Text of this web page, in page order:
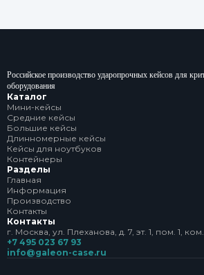
Российское производство ударопрочных кейсов для
оборудования
Каталог
Мини-кейсы
Средние кейсы
Большие кейсы
Длинномерные кейсы
Кейсы для ноутбуков
Контейнеры
Разделы
Главная
Информация
Производство
Контакты
Контакты
г. Москва, ул. Плеханова, д. 7, эт. 1, пом. 1,
+7 495 023 67 93
info@galeon-case.ru